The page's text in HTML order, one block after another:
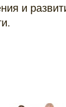
и